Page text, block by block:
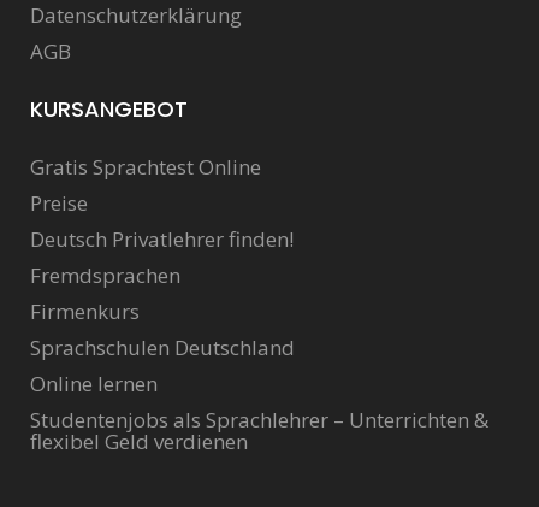
Datenschutzerklärung
AGB
KURSANGEBOT
Gratis Sprachtest Online
Preise
Deutsch Privatlehrer finden!
Fremdsprachen
Firmenkurs
Sprachschulen Deutschland
Online lernen
Studentenjobs als Sprachlehrer – Unterrichten &
flexibel Geld verdienen